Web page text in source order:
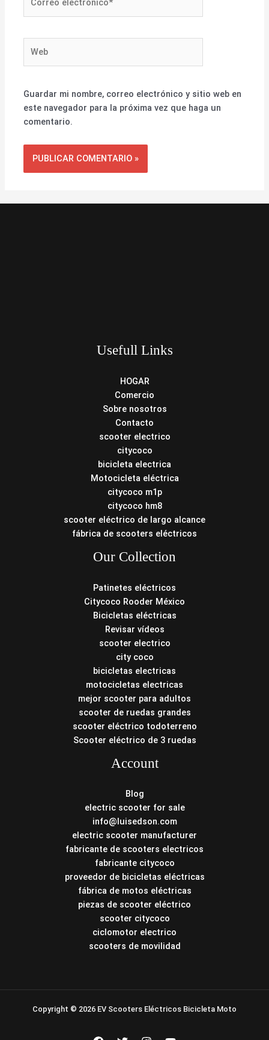
electrónico*
Guardar mi nombre, correo electrónico y sitio web en
este navegador para la próxima vez que haga un
comentario.
Usefull Links
HOGAR
Comercio
Sobre nosotros
Contacto
scooter electrico
citycoco
bicicleta electrica
Motocicleta eléctrica
citycoco m1p
citycoco hm8
scooter eléctrico de largo alcance
fábrica de scooters eléctricos
Our Collection
Patinetes eléctricos
Citycoco Rooder México
Bicicletas eléctricas
Revisar vídeos
scooter electrico
city coco
bicicletas electricas
motocicletas electricas
mejor scooter para adultos
scooter de ruedas grandes
scooter eléctrico todoterreno
Scooter eléctrico de 3 ruedas
Account
Blog
electric scooter for sale
info@luisedson.com
electric scooter manufacturer
fabricante de scooters electricos
fabricante citycoco
proveedor de bicicletas eléctricas
fábrica de motos eléctricas
piezas de scooter eléctrico
scooter citycoco
ciclomotor electrico
scooters de movilidad
Copyright © 2026 EV Scooters Eléctricos Bicicleta Moto